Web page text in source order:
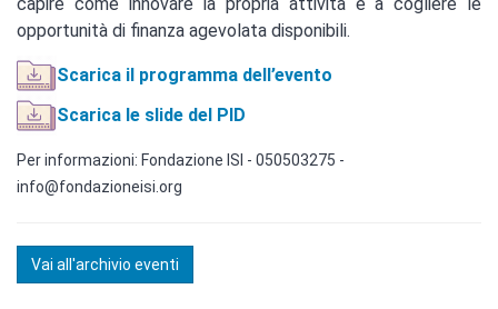
capire come innovare la propria attività e a cogliere le
opportunità di finanza agevolata disponibili.
Scarica il programma dell’evento
Scarica le slide del PID
Per informazioni: Fondazione ISI - 050503275 -
info@fondazioneisi.org
Vai all'archivio eventi